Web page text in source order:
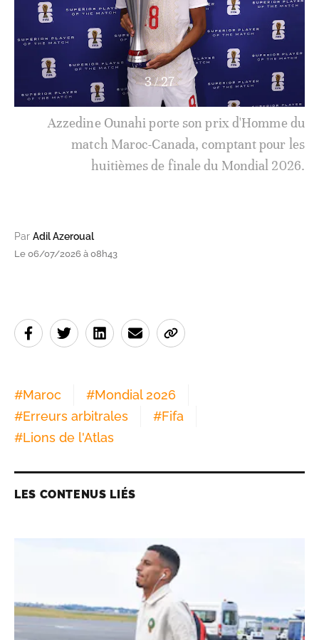
4/27
Adil Azeroual
#Maroc #Mondial 2026
#Erreurs arbitrales #Fifa
LES CONTENUS LIÉS